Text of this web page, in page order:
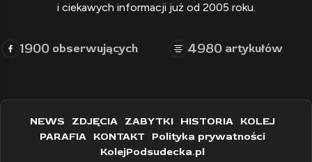
i ciekawych informacji już od 2005 roku.
1900 obserwujących 4980 artykułów
NEWS ZDJĘCIA ZABYTKI HISTORIA KOLEJ
PARAFIA KONTAKT Polityka prywatności
KolejPodsudecka.pl